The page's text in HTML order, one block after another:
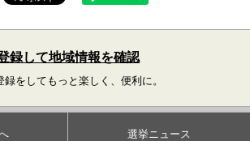
録して地域情報を確認
録をしてもっと楽しく、便利に。
選挙ニュース